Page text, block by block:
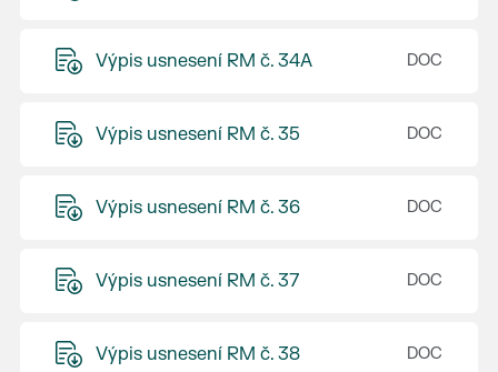
Výpis usnesení RM č. 34A
Výpis usnesení RM č. 35
Výpis usnesení RM č. 36
Výpis usnesení RM č. 37
Výpis usnesení RM č. 38